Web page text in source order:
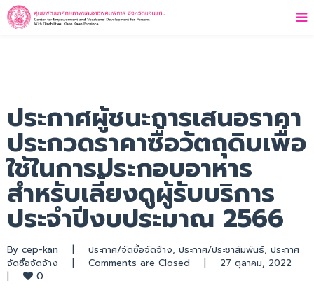
ประกาศผู้ชนะการเสนอราคา
ประกวดราคาซื้อวัตถุดิบเพื่อ
ใช้ในการประกอบอาหาร
สำหรับเลี้ยงดูผู้รับบริการ
ประจำปีงบประมาณ 2566
By cep-kan | ประกาศ/จัดซื้อจัดจ้าง, ประกาศ/ประชาสัมพันธ์, ประกาศ
จัดซื้อจัดจ้าง
| Comments are Closed |
|
0